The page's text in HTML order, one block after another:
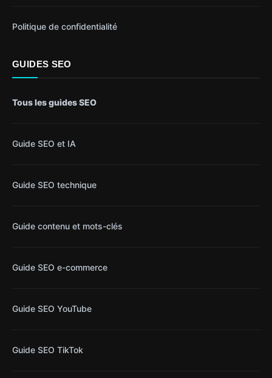
Politique de confidentialité
GUIDES SEO
Tous les guides SEO
Guide SEO et IA
Guide SEO technique
Guide contenu et mots-clés
Guide SEO e-commerce
Guide SEO YouTube
Guide SEO TikTok